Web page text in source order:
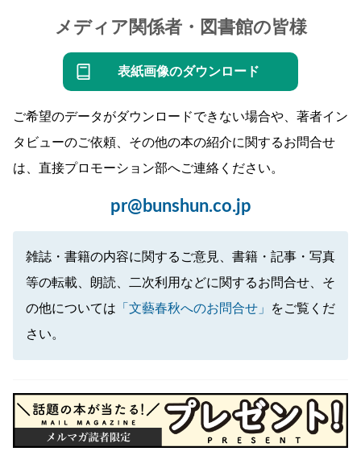
メディア関係者・図書館の皆様
表紙画像のダウンロード
ご希望のデータがダウンロードできない場合や、著者イン
タビューのご依頼、その他の本の紹介に関するお問合せ
は、直接プロモーション部へご連絡ください。
pr@bunshun.co.jp
雑誌・書籍の内容に関するご意見、書籍・記事・写真
等の転載、朗読、二次利用などに関するお問合せ、そ
の他については 「文藝春秋へのお問合せ」
をご覧くだ
さい。